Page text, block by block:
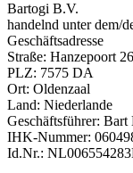
Bartogi B.V.
handelnd unter dem/
Geschäftsadresse
Straße: Hanzepoort 26
PLZ: 7575 DA
Ort: Oldenzaal
Land: Niederlande
Geschäftsführer: Bart
IHK-Nummer:
Id.Nr.: